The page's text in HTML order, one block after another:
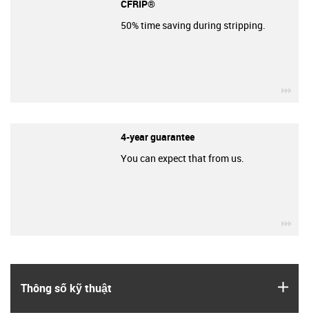
Thông số kỹ thuật
CFRIP®
50% time saving during stripping.
4-year guarantee
You can expect that from us.